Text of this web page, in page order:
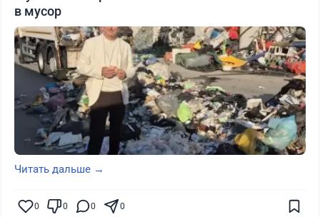
в мусор
Читать дальше →
0 0 0 0